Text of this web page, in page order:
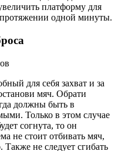
платформу для
одной минуты.
для себя захват и за
мяч. Обрати
должны быть в
Только в этом случае
согнута, то он
не стоит отбивать мяч,
Также не следует сгибать